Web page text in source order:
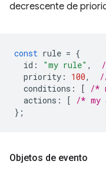
decrescente de
const rule = {
id : "my rule" ,
priority : 100,
conditions : [ /*
actions : [ /* my
};
Objetos de evento